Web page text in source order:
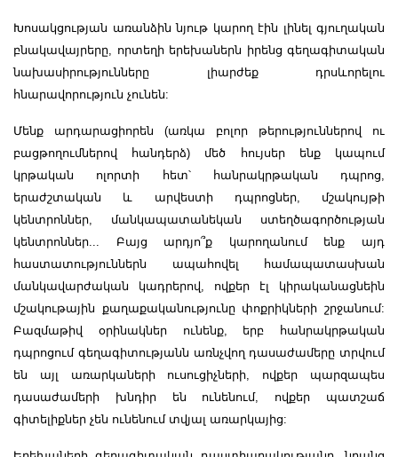
Խոսակցության առանձին նյութ կարող էին լինել գյուղական
բնակավայրերը, որտեղի երեխաներն իրենց գեղագիտական
նախասիրությունները լիարժեք դրսևորելու
հնարավորություն չունեն:
Մենք արդարացիորեն (առկա բոլոր թերություններով ու
բացթողումներով հանդերձ) մեծ հույսեր ենք կապում
կրթական ոլորտի հետ՝ հանրակրթական դպրոց,
երաժշտական և արվեստի դպրոցներ, մշակույթի
կենտրոններ, մանկապատանեկան ստեղծագործության
կենտրոններ... Բայց արդյո՞ք կարողանում ենք այդ
հաստատություններն ապահովել համապատասխան
մանկավարժական կադրերով, ովքեր էլ կիրականացնեին
մշակութային քաղաքականությունը փոքրիկների շրջանում:
Բազմաթիվ օրինակներ ունենք, երբ հանրակրթական
դպրոցում գեղագիտությանն առնչվող դասաժամերը տրվում
են այլ առարկաների ուսուցիչների, ովքեր պարզապես
դասաժամերի խնդիր են ունենում, ովքեր պատշաճ
գիտելիքներ չեն ունենում տվյալ առարկայից: